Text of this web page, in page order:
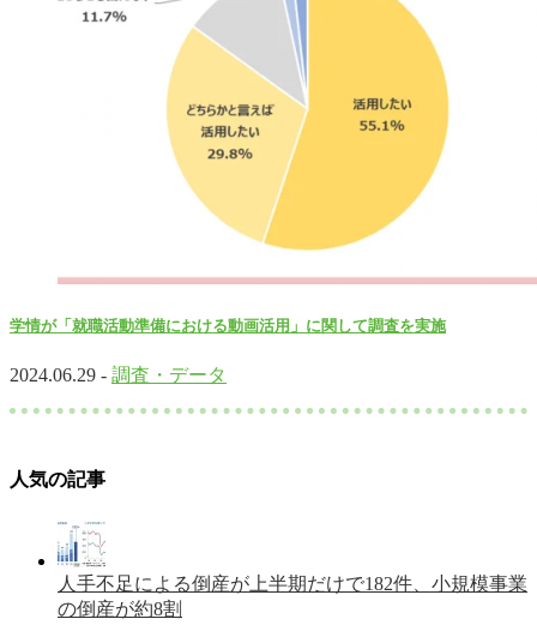
学情が「就職活動準備における動画活用」に関して調査を実施
2024.06.29 - 調査・データ
人気の記事
人手不足による倒産が上半期だけで182件、小規模事業
の倒産が約8割